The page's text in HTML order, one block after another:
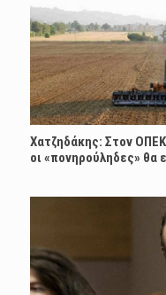
Χατζηδάκης: Στον
οι «πονηρούληδες» θα